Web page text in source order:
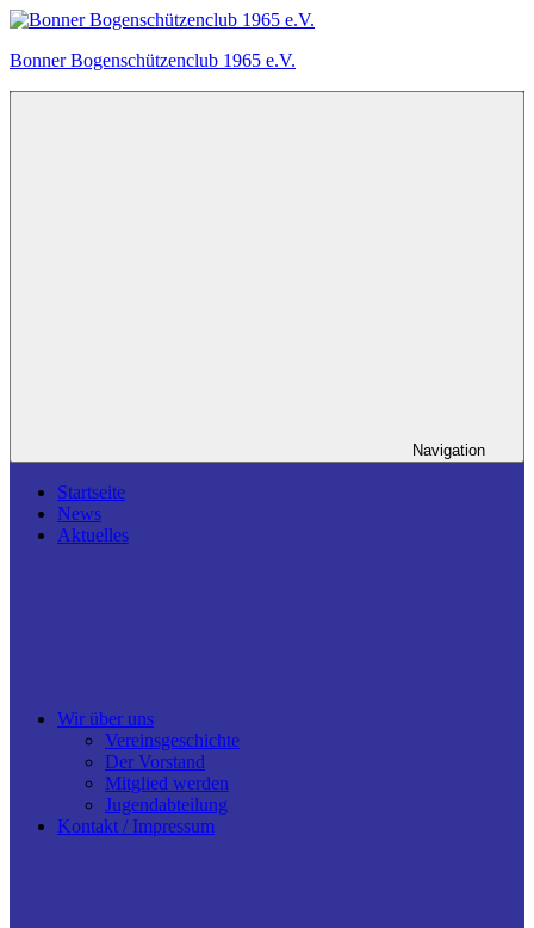
Zum
springen
Bonner Bogenschützenclub 1965 e.V.
Navigation
Startseite
News
Aktuelles
Wir über uns
Vereinsgeschichte
Der Vorstand
Mitglied werden
Jugendabteilung
Kontakt / Impressum